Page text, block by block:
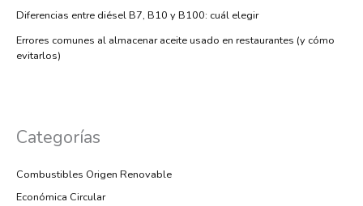
Diferencias entre diésel B7, B10 y B100: cuál elegir
Errores comunes al almacenar aceite usado en restaurantes (y cómo
evitarlos)
Categorías
Combustibles Origen Renovable
Económica Circular